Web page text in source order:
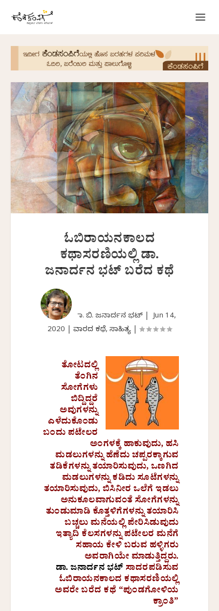
ಓಬಿರಾಯನಕಾಲದ
ಕಥಾಸರಣಿಯಲ್ಲಿ ಡಾ.
ಜನಾರ್ದನ ಭಟ್ ಬರೆದ ಕಥೆ
ಡಾ. ಬಿ. ಜನಾರ್ದನ ಭಟ್ |Jun 14,
2020
ವಾರದ ಕಥೆ, ಸಾಹಿತ್ಯ
ತೋಟದಲ್ಲಿ
ತೆಂಗಿನ
ಸೋಗೆಗಳು
ಬಿದ್ದಿದ್ದರೆ
ಅವುಗಳನ್ನು
ಎಳೆದುಕೊಂಡು
ಬಂದು ಪಟೇಲರ
ಅಂಗಳಕ್ಕೆ ಹಾಕುವುದು, ಹಸಿ
ಮಡಲುಗಳನ್ನು ಹೆಣೆದು ಚಪ್ಪರಕ್ಕಾಗುವ
ತಡಿಕೆಗಳನ್ನು ತಯಾರಿಸುವುದು, ಒಣಗಿದ
ಮಡಲುಗಳನ್ನು ಕಡಿದು ಸೂಟೆಗಳನ್ನು
ತಯಾರಿಸುವುದು, ಬಿಸಿನೀರ ಒಲೆಗೆ ಇಡಲು
ಅನುಕೂಲವಾಗುವಂತೆ ಸೋಗೆಗಳನ್ನು
ತುಂಡುಮಾಡಿ ಕೊತ್ತಳಿಗೆಗಳನ್ನು ತಯಾರಿಸಿ
ಬಚ್ಚಲು ಮನೆಯಲ್ಲಿ ಪೇರಿಸಿಡುವುದು
ಇತ್ಯಾದಿ ಕೆಲಸಗಳನ್ನು ಪಟೇಲರ ಮನೆಗೆ
ಸಹಾಯ ಕೇಳಿ ಬರುವ ಹಳ್ಳಿಗರು
ಅವರಾಗಿಯೇ ಮಾಡುತ್ತಿದ್ದರು.
ಡಾ. ಜನಾರ್ದನ ಭಟ್ಸಾದರಪಡಿಸುವ
ಓಬಿರಾಯನಕಾಲದ ಕಥಾಸರಣಿಯಲ್ಲಿ
ಅವರೇ ಬರೆದ ಕಥೆ “ಪುಂಡಗೋಳಿಯ
ಕ್ರಾಂತಿ”